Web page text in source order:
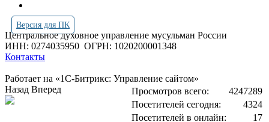
Версия для ПК
Центральное духовное управление мусульман России
ИНН: 0274035950 ОГРН: 1020200001348
Контакты
Работает на «1С-Битрикс: Управление сайтом»
Просмотров всего:
4247289
Посетителей сегодня:
4324
Посетителей в онлайн:
17
Назад Вперед